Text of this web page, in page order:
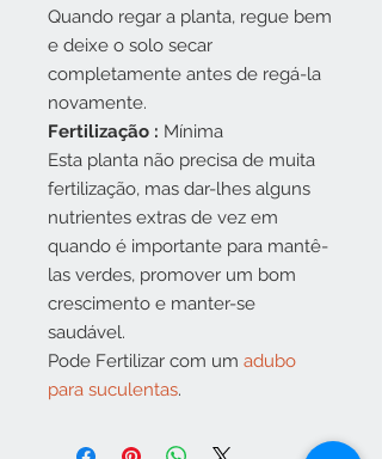
Quando regar a planta, regue bem
e deixe o solo secar
completamente antes de regá-la
novamente.
Fertilização : Mínima
Esta planta não precisa de muita
fertilização, mas dar-lhes alguns
nutrientes extras de vez em
quando é importante para mantê-
las verdes, promover um bom
crescimento e manter-se
saudável.
Pode Fertilizar com um adubo
para suculentas.